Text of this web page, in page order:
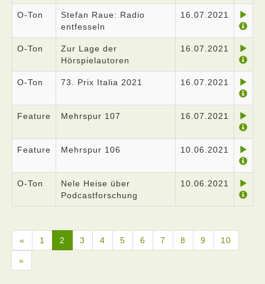
O-Ton
Stefan Raue: Radio
entfesseln
16.07.2021
O-Ton
Zur Lage der
Hörspielautoren
16.07.2021
O-Ton 73. Prix Italia 2021 16.07.2021
Feature Mehrspur 107 16.07.2021
Feature Mehrspur 106 10.06.2021
O-Ton
Nele Heise über
Podcastforschung
10.06.2021
« 1 2 3 4 5 6 7 8 9 10
»